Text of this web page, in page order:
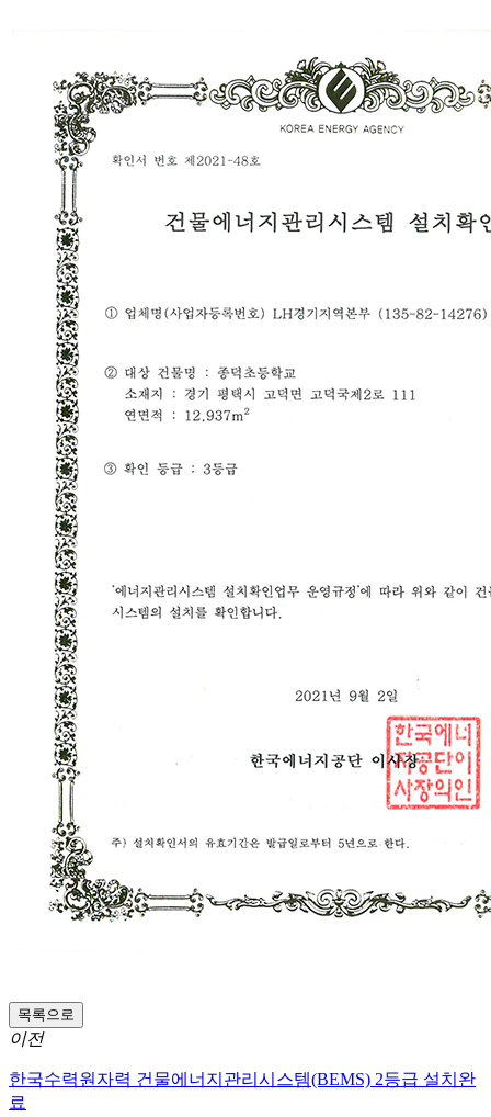
목록으로
이전
한국수력원자력 건물에너지관리시스템(BEMS) 2등급 설치완
료